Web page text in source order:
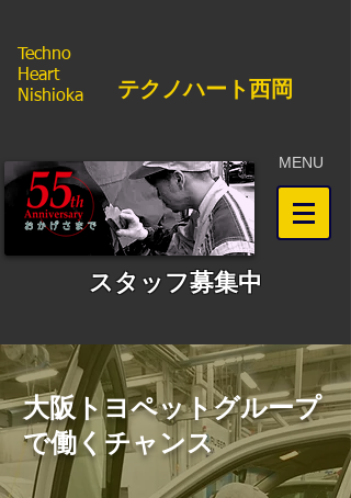
Techno
Heart
Nishioka
​テクノハート西岡
MENU
​スタッフ募集中
大阪トヨペットグループ
で働くチャンス